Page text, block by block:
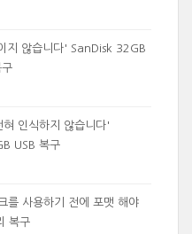
지 않습니다' SanDisk 32GB
혀 인식하지 않습니다'
USB 복구
를 사용하기 전에 포맷 해야
복구